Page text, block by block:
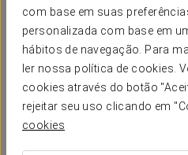
com base em suas
personalizada com base em
hábitos de navegação. Para
ler nossa política de cookies.
cookies através do botão
rejeitar seu uso clicando em
cookies
20 €
Experiência